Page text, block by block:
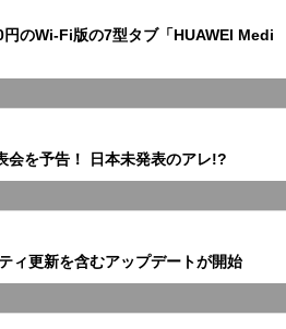
のWi-Fi版の7型タブ「HUAWEI Medi
会を予告！ 日本未発表のアレ!?
ィ更新を含むアップデートが開始